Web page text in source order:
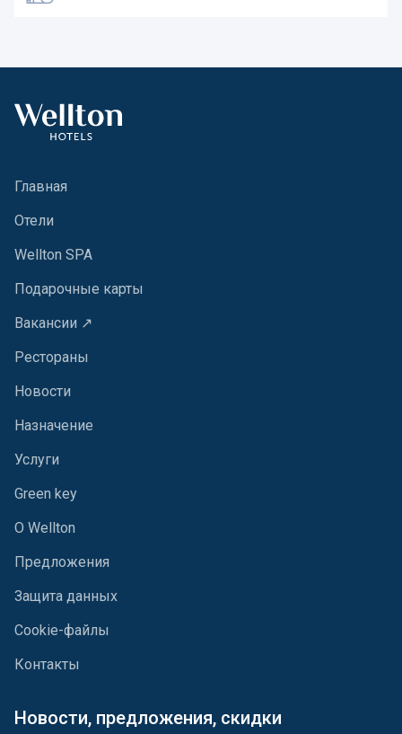
Главная
Oтели
Wellton SPA
Подарочные карты
Вакансии ↗
Рестораны
Новости
Назначение
Услуги
Green key
О Wellton
Предложения
Защита данных
Cookie-файлы
Контакты
Новости, предложения, скидки